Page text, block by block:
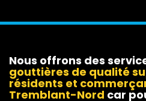
Nous offrons des
gouttières de qualité
résidents et
Tremblant-Nord car